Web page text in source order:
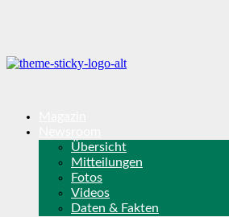
Übersicht
Mitteilungen
Fotos
Videos
Daten & Fakten